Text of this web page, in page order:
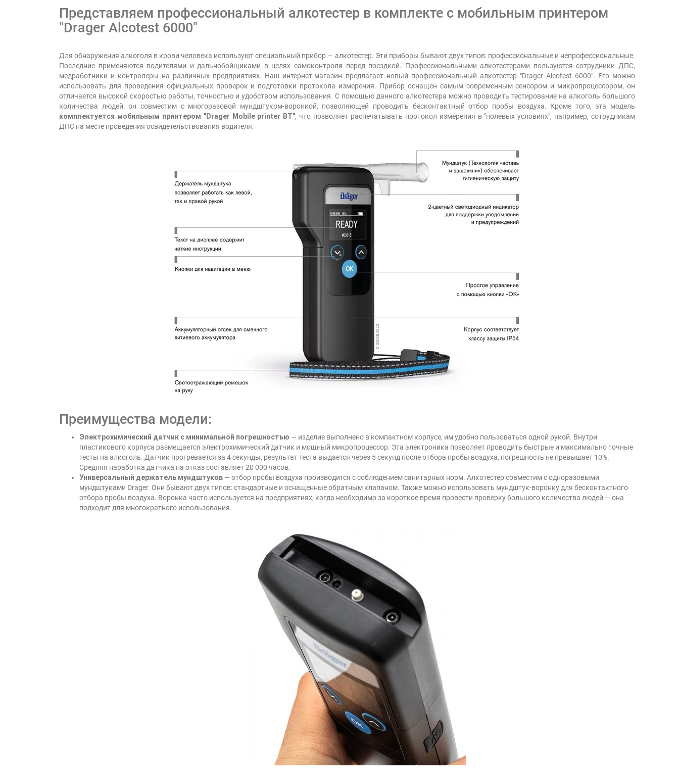
Представляем профессиональный алкотестер в комплекте с мобильным принтером
"Drager Alcotest 6000"
Для обнаружения алкоголя в крови человека используют специальный прибор — алкотестер. Эти приборы бывают двух типов: профессиональные и непрофессиональные.
Последние применяются водителями и дальнобойщиками в целях самоконтроля перед поездкой. Профессиональными алкотестерами пользуются сотрудники ДПС,
медработники и контролеры на различных предприятиях. Наш интернет-магазин предлагает новый профессиональный алкотестер "Drager Alcotest 6000". Его можно
использовать для проведения официальных проверок и подготовки протокола измерения. Прибор оснащен самым современным сенсором и микропроцессором, он
отличается высокой скоростью работы, точностью и удобством использования. С помощью данного алкотестера можно проводить тестирование на алкоголь большого
количества людей: он совместим с многоразовой мундштуком-воронкой, позволяющей проводить бесконтактный отбор пробы воздуха. Кроме того, эта модель
комплектуется мобильным принтером "Drager Mobile printer BT", что позволяет распечатывать протокол измерения в "полевых условиях", например, сотрудникам
ДПС на месте проведения освидетельствования водителя.
Преимущества модели:
Электрохимический датчик с минимальной погрешностью — изделие выполнено в компактном корпусе, им удобно пользоваться одной рукой. Внутри
пластикового корпуса размещается электрохимический датчик и мощный микропроцессор. Эта электроника позволяет проводить быстрые и максимально точные
тесты на алкоголь. Датчик прогревается за 4 секунды, результат теста выдается через 5 секунд после отбора пробы воздуха, погрешность не превышает 10%.
Средняя наработка датчика на отказ составляет 20 000 часов.
Универсальный держатель мундштуков — отбор пробы воздуха производится с соблюдением санитарных норм. Алкотестер совместим с одноразовыми
мундштуками Drager. Они бывают двух типов: стандартные и оснащенные обратным клапаном. Также можно использовать мундштук-воронку для бесконтактного
отбора пробы воздуха. Воронка часто используется на предприятиях, когда необходимо за короткое время провести проверку большого количества людей — она
подходит для многократного использования.